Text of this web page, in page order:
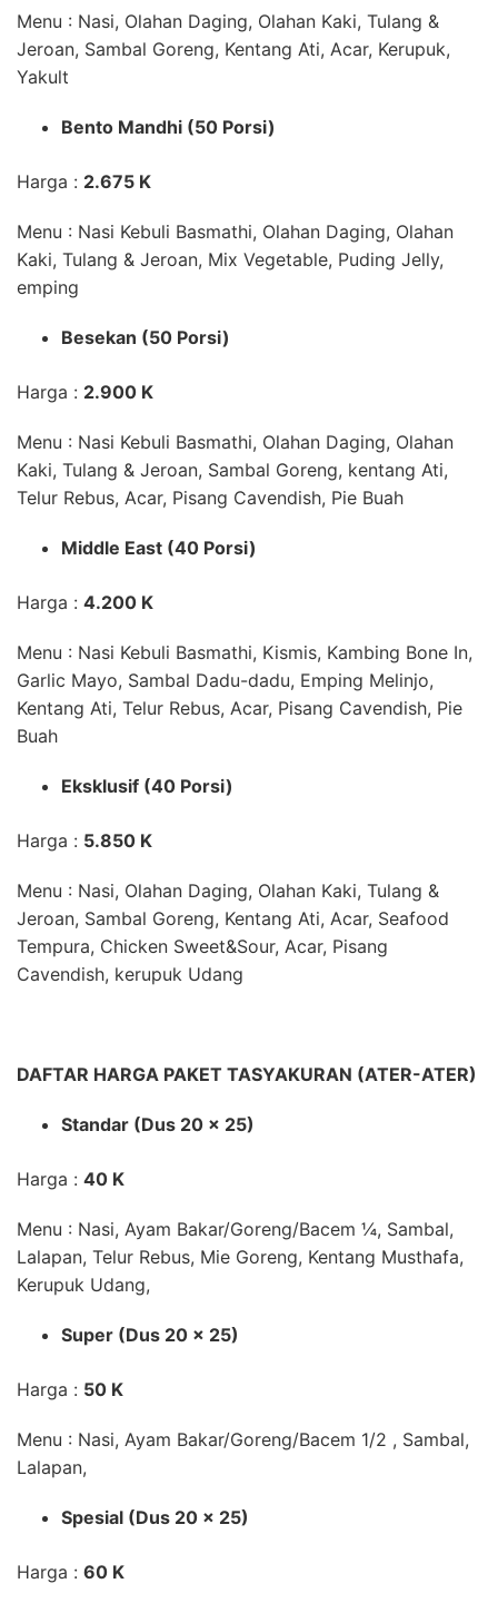
Menu : Nasi, Olahan Daging, Olahan Kaki, Tulang &
Jeroan, Sambal Goreng, Kentang Ati, Acar, Kerupuk,
Yakult
Bento Mandhi (50 Porsi)
Harga : 2.675 K
Menu : Nasi Kebuli Basmathi, Olahan Daging, Olahan
Kaki, Tulang & Jeroan, Mix Vegetable, Puding Jelly,
emping
Besekan (50 Porsi)
Harga : 2.900 K
Menu : Nasi Kebuli Basmathi, Olahan Daging, Olahan
Kaki, Tulang & Jeroan, Sambal Goreng, kentang Ati,
Telur Rebus, Acar, Pisang Cavendish, Pie Buah
Middle East (40 Porsi)
Harga : 4.200 K
Menu : Nasi Kebuli Basmathi, Kismis, Kambing Bone In,
Garlic Mayo, Sambal Dadu-dadu, Emping Melinjo,
Kentang Ati, Telur Rebus, Acar, Pisang Cavendish, Pie
Buah
Eksklusif (40 Porsi)
Harga : 5.850 K
Menu : Nasi, Olahan Daging, Olahan Kaki, Tulang &
Jeroan, Sambal Goreng, Kentang Ati, Acar, Seafood
Tempura, Chicken Sweet&Sour, Acar, Pisang
Cavendish, kerupuk Udang
DAFTAR HARGA PAKET TASYAKURAN (ATER-ATER)
Standar (Dus 20 x 25)
Harga : 40 K
Menu : Nasi, Ayam Bakar/Goreng/Bacem ¼, Sambal,
Lalapan, Telur Rebus, Mie Goreng, Kentang Musthafa,
Kerupuk Udang,
Super (Dus 20 x 25)
Harga : 50 K
Menu : Nasi, Ayam Bakar/Goreng/Bacem 1/2 , Sambal,
Lalapan,
Spesial (Dus 20 x 25)
Harga : 60 K